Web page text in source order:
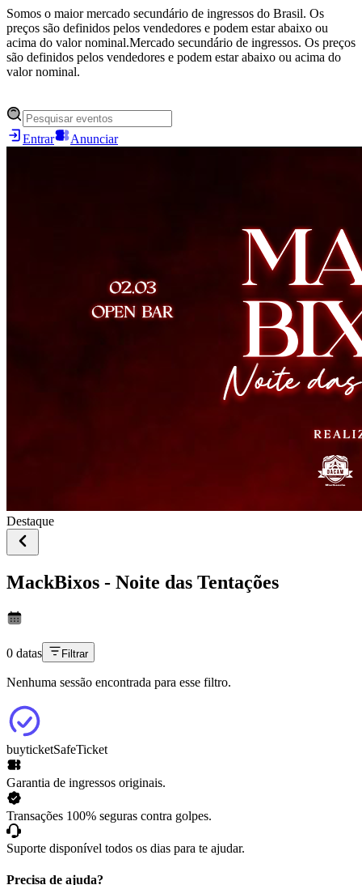
Somos o maior mercado secundário de ingressos do Brasil. Os
preços são definidos pelos vendedores e podem estar abaixo ou
acima do valor nominal.Mercado secundário de ingressos. Os preços
são definidos pelos vendedores e podem estar abaixo ou acima do
valor nominal.
Entrar Anunciar
Destaque
MackBixos - Noite das Tentações
0 datas Filtrar
Nenhuma sessão encontrada para esse filtro.
buyticketSafeTicket
Garantia de ingressos originais.
Transações 100% seguras contra golpes.
Suporte disponível todos os dias para te ajudar.
Precisa de ajuda?